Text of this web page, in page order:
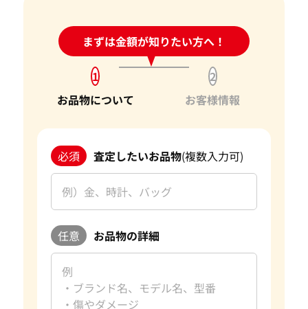
身分証明書がなぜ必要？
まずは金額が知りたい方へ！
24時間受付中!問い合わせフォーム
1
お品物について
2
お客様情報
必須 査定したいお品物(複数入力可)
任意 お品物の詳細